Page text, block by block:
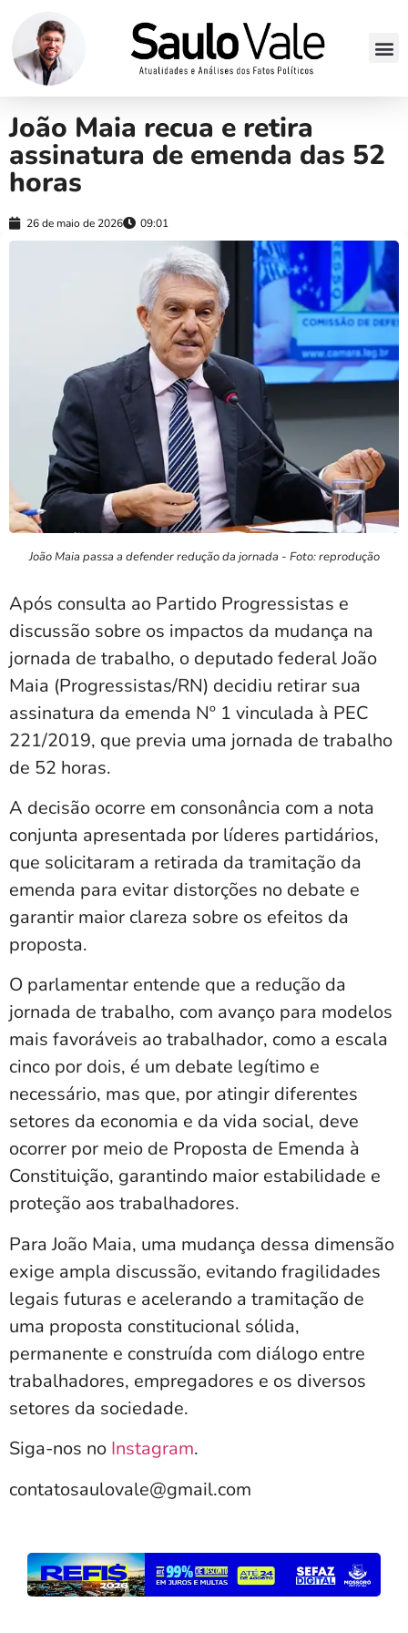
João Maia recua e retira
assinatura de emenda das 52
horas
26 de maio de 2026 09:01
João Maia passa a defender redução da jornada - Foto: reprodução
Após consulta ao Partido Progressistas e
discussão sobre os impactos da mudança na
jornada de trabalho, o deputado federal João
Maia (Progressistas/RN) decidiu retirar sua
assinatura da emenda Nº 1 vinculada à PEC
221/2019, que previa uma jornada de trabalho
de 52 horas.
A decisão ocorre em consonância com a nota
conjunta apresentada por líderes partidários,
que solicitaram a retirada da tramitação da
emenda para evitar distorções no debate e
garantir maior clareza sobre os efeitos da
proposta.
O parlamentar entende que a redução da
jornada de trabalho, com avanço para modelos
mais favoráveis ao trabalhador, como a escala
cinco por dois, é um debate legítimo e
necessário, mas que, por atingir diferentes
setores da economia e da vida social, deve
ocorrer por meio de Proposta de Emenda à
Constituição, garantindo maior estabilidade e
proteção aos trabalhadores.
Para João Maia, uma mudança dessa dimensão
exige ampla discussão, evitando fragilidades
legais futuras e acelerando a tramitação de
uma proposta constitucional sólida,
permanente e construída com diálogo entre
trabalhadores, empregadores e os diversos
setores da sociedade.
Siga-nos no Instagram.
contatosaulovale@gmail.com